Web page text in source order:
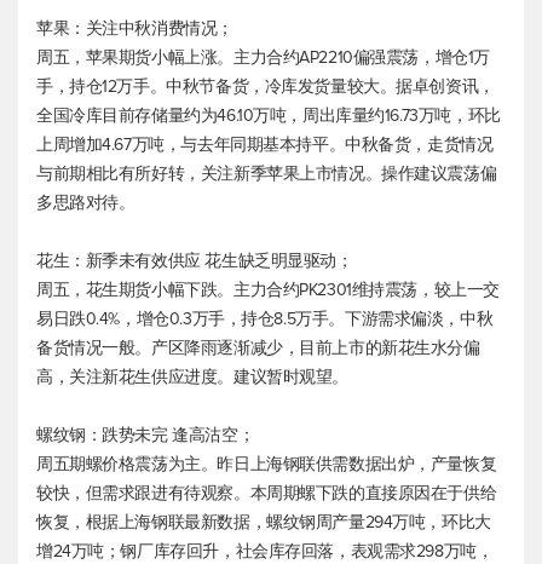
苹果：关注中秋消费情况；
周五，苹果期货小幅上涨。主力合约AP2210偏强震荡，增仓1万
手，持仓12万手。中秋节备货，冷库发货量较大。据卓创资讯，
全国冷库目前存储量约为46.10万吨，周出库量约16.73万吨，环比
上周增加4.67万吨，与去年同期基本持平。中秋备货，走货情况
与前期相比有所好转，关注新季苹果上市情况。操作建议震荡偏
多思路对待。
花生：新季未有效供应 花生缺乏明显驱动；
周五，花生期货小幅下跌。主力合约PK2301维持震荡，较上一交
易日跌0.4%，增仓0.3万手，持仓8.5万手。下游需求偏淡，中秋
备货情况一般。产区降雨逐渐减少，目前上市的新花生水分偏
高，关注新花生供应进度。建议暂时观望。
螺纹钢：跌势未完 逢高沽空；
周五期螺价格震荡为主。昨日上海钢联供需数据出炉，产量恢复
较快，但需求跟进有待观察。本周期螺下跌的直接原因在于供给
恢复，根据上海钢联最新数据，螺纹钢周产量294万吨，环比大
增24万吨；钢厂库存回升，社会库存回落，表观需求298万吨，